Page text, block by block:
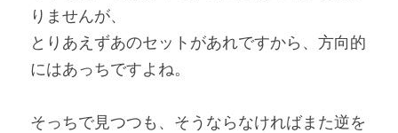
りませんが、
とりあえずあのセットがあれですから、方向的
にはあっちですよね。
そっちで見つつも、そうならなければまた逆を